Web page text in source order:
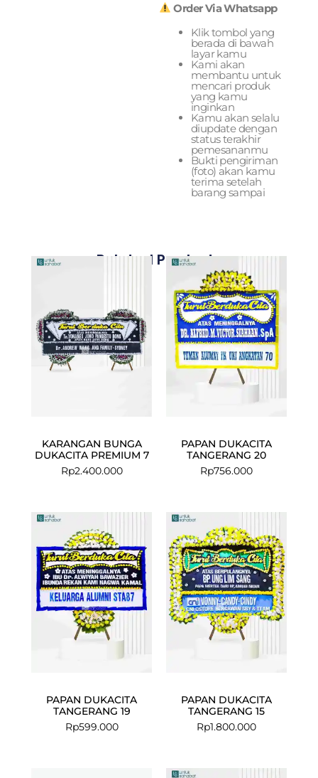
Order Via Whatsapp
Klik tombol yang
berada di bawah
layar kamu
Kami akan
membantu untuk
mencari produk
yang kamu
inginkan
Kamu akan selalu
diupdate dengan
status terakhir
pemesananmu
Bukti pengiriman
(foto) akan kamu
terima setelah
barang sampai
Related Products
KARANGAN BUNGA
DUKACITA PREMIUM 7
Rp2.400.000
PAPAN DUKACITA
TANGERANG 20
Rp756.000
PAPAN DUKACITA
TANGERANG 19
Rp599.000
PAPAN DUKACITA
TANGERANG 15
Rp1.800.000